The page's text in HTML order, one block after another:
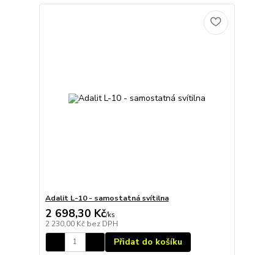
Adalit L-10 - samostatná svítilna
2 698,30 Kč/ks
2 230,00 Kč bez DPH
Přidat do košíku